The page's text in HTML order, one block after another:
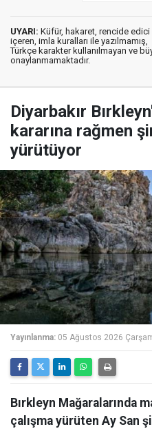
UYARI: Küfür, hakaret, rencide edici
içeren, imla kuralları ile yazılmamış,
Türkçe karakter kullanılmayan ve
onaylanmamaktadır.
Diyarbakır
kararına rağmen
yürütüyor
Yayınlanma: 05 Ağustos 2026
Bırkleyn Mağaralarında
çalışma yürüten Ay San